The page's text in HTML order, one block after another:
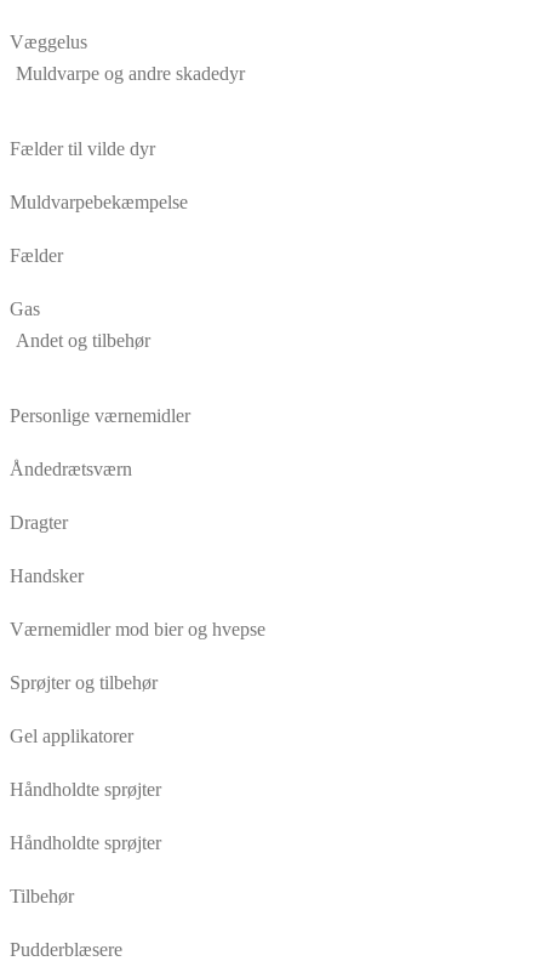
Væggelus
Muldvarpe og andre skadedyr
Fælder til vilde dyr
Muldvarpebekæmpelse
Fælder
Gas
Andet og tilbehør
Personlige værnemidler
Åndedrætsværn
Dragter
Handsker
Værnemidler mod bier og hvepse
Sprøjter og tilbehør
Gel applikatorer
Håndholdte sprøjter
Håndholdte sprøjter
Tilbehør
Pudderblæsere